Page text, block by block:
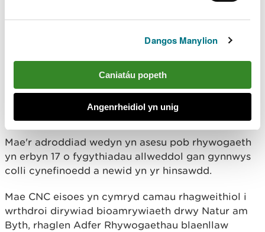
Dangos Manylion
Caniatáu popeth
Angenrheidiol yn unig
Mae'r adroddiad yn categoreiddio pob rhywogaeth
yn ôl pam ei bod yn cael ei hystyried mewn perygl
- boed hynny oherwydd dirywiad, prinder naturiol,
tan-gofnodi, bod ar gyrion ei amrediad, neu fod yn
rhywogaeth sydd wedi lledaenu i Gymru yn
Mae'r adroddiad wedyn yn asesu pob rhywogaeth
yn erbyn 17 o fygythiadau allweddol gan gynnwys
colli cynefinoedd a newid yn yr hinsawdd.
Mae CNC eisoes yn cymryd camau rhagweithiol i
wrthdroi dirywiad bioamrywiaeth drwy Natur am
Byth, rhaglen Adfer Rhywogaethau blaenllaw